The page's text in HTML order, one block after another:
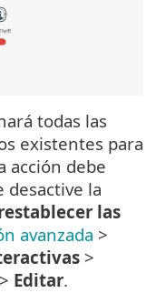
todas las
existentes para
acción debe
desactive la
las
avanzada >
>
> Editar.